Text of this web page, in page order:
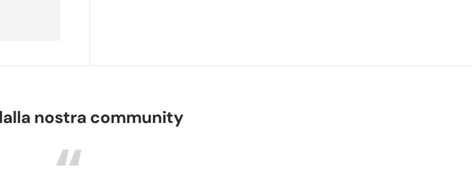
nostra community